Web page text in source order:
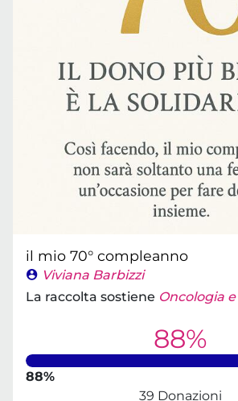
il mio 70° compleanno
Viviana Barbizzi
La raccolta sostiene Oncologia
88%
88%
39 Donazioni